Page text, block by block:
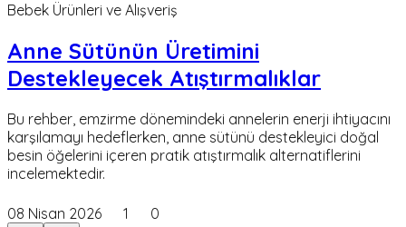
Bebek Ürünleri ve Alışveriş
Anne Sütünün Üretimini
Destekleyecek Atıştırmalıklar
Bu rehber, emzirme dönemindeki annelerin enerji ihtiyacını
karşılamayı hedeflerken, anne sütünü destekleyici doğal
besin öğelerini içeren pratik atıştırmalık alternatiflerini
incelemektedir.
08 Nisan 2026 1 0